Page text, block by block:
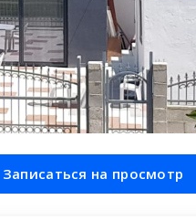
Записаться на просмотр